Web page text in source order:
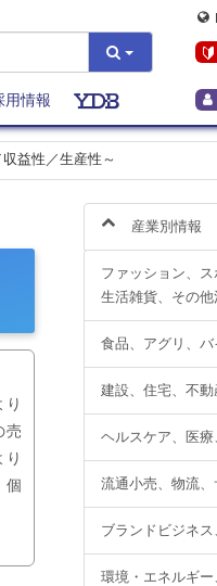
用情報
益性／生産性～
売
り
個
産業別情報
ファッション、ス
生活雑貨、その他
食品、アグリ、バ
建設、住宅、不
ヘルスケア、医
流通小売、物流
ブランドビジネ
環境・エネルギ